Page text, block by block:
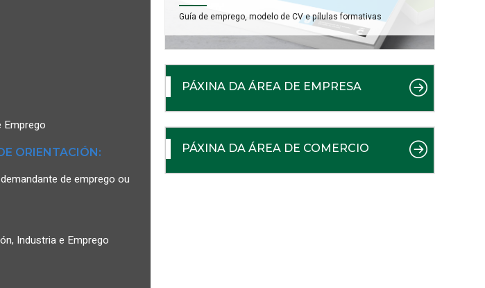
Emprego
ORIENTACIÓN:
de emprego ou
Industria e Emprego
Guía de emprego, modelo de CV e pílulas formativas
PÁXINA DA ÁREA DE EMPRESA
PÁXINA DA ÁREA DE COMERCIO